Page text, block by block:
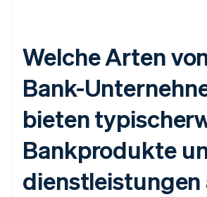
Welche Arten
Bank-
bieten
Bankprodukte
dienstleistungen